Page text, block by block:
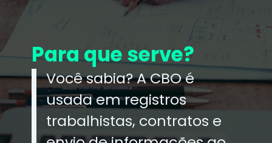
Para que serve?
Você sabia? A CBO é
usada em registros
trabalhistas, contratos e